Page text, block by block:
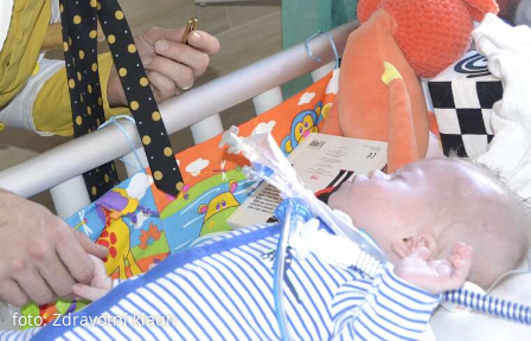
foto: Zdravotní klaun